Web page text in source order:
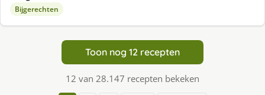
Bijgerechten
Toon nog 12 recepten
12 van 28.147 recepten bekeken